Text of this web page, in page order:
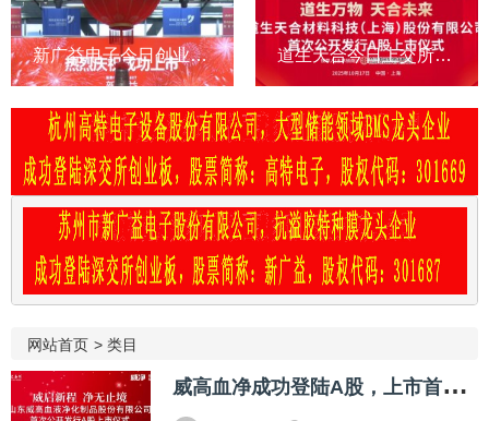
新广益电子今日创业板上市，打破外资特种膜垄断，市占率第一 道生天合今日上交所主板上市，先进复材系统领跑者
网站首页 > 类目
威
高血净成功登陆A股，上市首日大涨56.26%